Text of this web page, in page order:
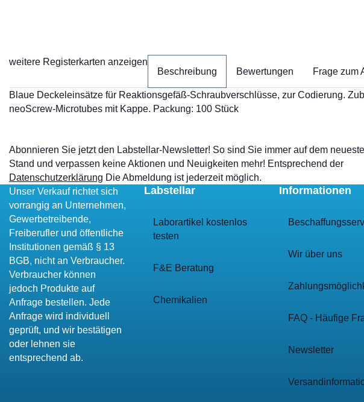
weitere Registerkarten anzeigen
Beschreibung
Bewertungen Frage zum
Blaue Deckeleinsätze für Reaktionsgefäß-Schraubverschlüsse, zur Codierung.
neoScrew-Microtubes mit Kappe. Packung: 100 Stück
Abonnieren Sie jetzt den Labstellar-Newsletter! So sind Sie immer auf dem
Stand und verpassen keine Aktionen und Neuigkeiten mehr! Entsprechend der
Datenschutzerklärung Die Abmeldung ist jederzeit möglich.
Unser Verkauf richtet sich
vorrangig an Unternehmen,
Gewerbetreibende,
Freiberufler und öffentliche
Institutionen gemäß § 13
BGB, nicht an Verbraucher.
Verbraucher können
jedoch Produkte auf
Anfrage bestellen. Jede
Anfrage wird individuell
geprüft, und wir bestätigen
oder lehnen sie
entsprechend ab.
Labstellar
Laborartikel kostenlos
testen
F&E Beratung
Chemikalien
Informationen
Wir über uns
FAQ - Häufige
Newsletter